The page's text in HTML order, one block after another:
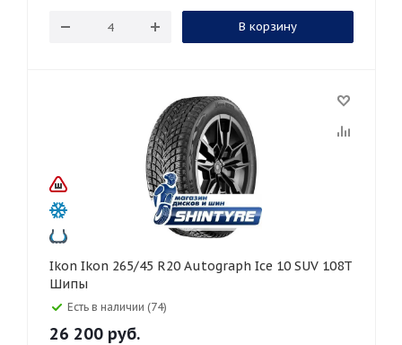
В корзину
Ikon Ikon 265/45 R20 Autograph Ice 10 SUV 108T
Шипы
Есть в наличии (74)
26 200 руб.